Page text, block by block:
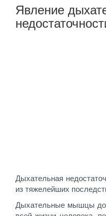
Явление
Дыхательная
из тяжелейших
Дыхательные мышцы